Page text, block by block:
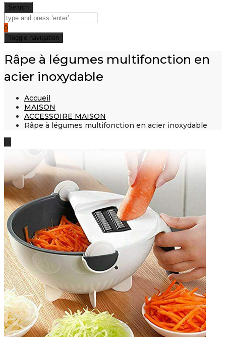
Search
0
Toggle navigation
Râpe à légumes multifonction en
acier inoxydable
Accueil
MAISON
ACCESSOIRE MAISON
Râpe à légumes multifonction en acier inoxydable